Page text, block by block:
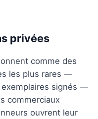
privées
comme des
les plus rares —
signés —
commerciaux
ouvrent leur